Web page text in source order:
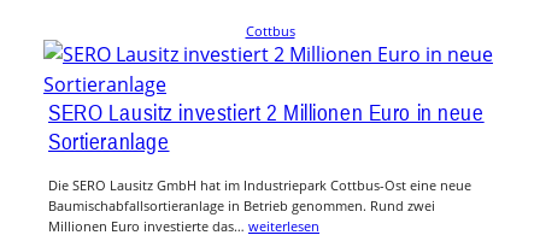
Cottbus
SERO Lausitz investiert 2 Millionen Euro in neue
Sortieranlage
Die SERO Lausitz GmbH hat im Industriepark Cottbus-Ost eine neue
Baumischabfallsortieranlage in Betrieb genommen. Rund zwei
Millionen Euro investierte das… weiterlesen